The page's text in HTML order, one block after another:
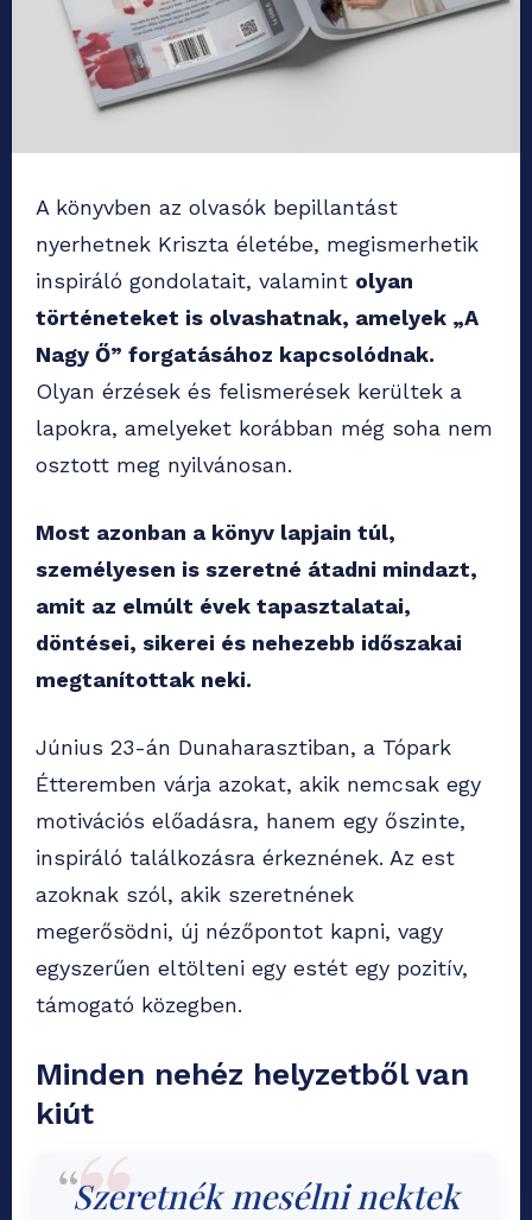
A könyvben az olvasók bepillantást
nyerhetnek Kriszta életébe, megismerhetik
inspiráló gondolatait, valamint olyan
történeteket is olvashatnak, amelyek „A
Nagy Ő” forgatásához kapcsolódnak.
Olyan érzések és felismerések kerültek a
lapokra, amelyeket korábban még soha nem
osztott meg nyilvánosan.
Most azonban a könyv lapjain túl,
személyesen is szeretné átadni mindazt,
amit az elmúlt évek tapasztalatai,
döntései, sikerei és nehezebb időszakai
megtanítottak neki.
Június 23-án Dunaharasztiban, a Tópark
Étteremben várja azokat, akik nemcsak egy
motivációs előadásra, hanem egy őszinte,
inspiráló találkozásra érkeznének. Az est
azoknak szól, akik szeretnének
megerősödni, új nézőpontot kapni, vagy
egyszerűen eltölteni egy estét egy pozitív,
támogató közegben.
Minden nehéz helyzetből van
kiút
Szeretnék mesélni nektek